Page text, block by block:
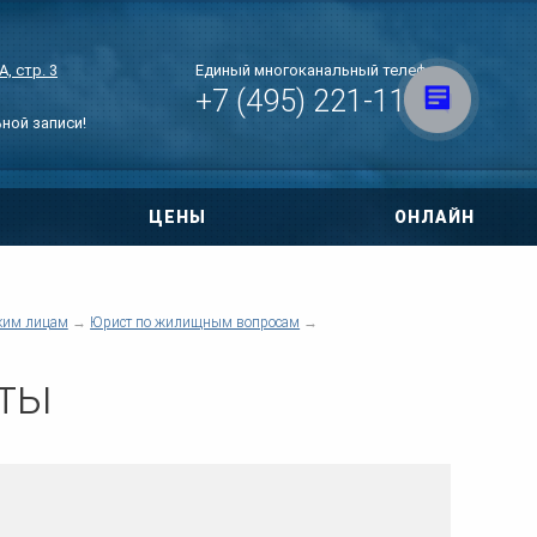
ДТП
стр. 3
записи!
Единый многоканальный телефон
+7 (495) 221-11-07
ЦЕНЫ ОНЛАЙН
лицам
Юрист по жилищным вопросам